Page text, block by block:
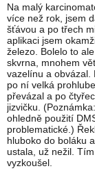
Na malý
více než rok, jsem
šťávou a po třech
aplikaci jsem
železo. Bolelo to
skvrna, mnohem
vazelínu a obvázal.
po ní velká
převázal a po
jizvičku.
ohledně použití
problematické.)
hluboko do boláku
ustala, už nežil.
vyzkoušel.